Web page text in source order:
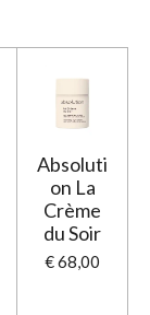
Absoluti
on La
Crème
du Soir
€ 68,00